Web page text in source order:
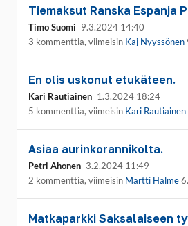
Tiemaksut Ranska Espanja
Timo Suomi 9.3.2024 14:40
3 kommenttia, viimeisin Kaj Nyyssönen
En olis uskonut etukäteen.
Kari Rautiainen 1.3.2024 18:24
5 kommenttia, viimeisin Kari Rautiainen
Asiaa aurinkorannikolta.
Petri Ahonen 3.2.2024 11:49
2 kommenttia, viimeisin Martti Halme
Matkaparkki Saksalaiseen